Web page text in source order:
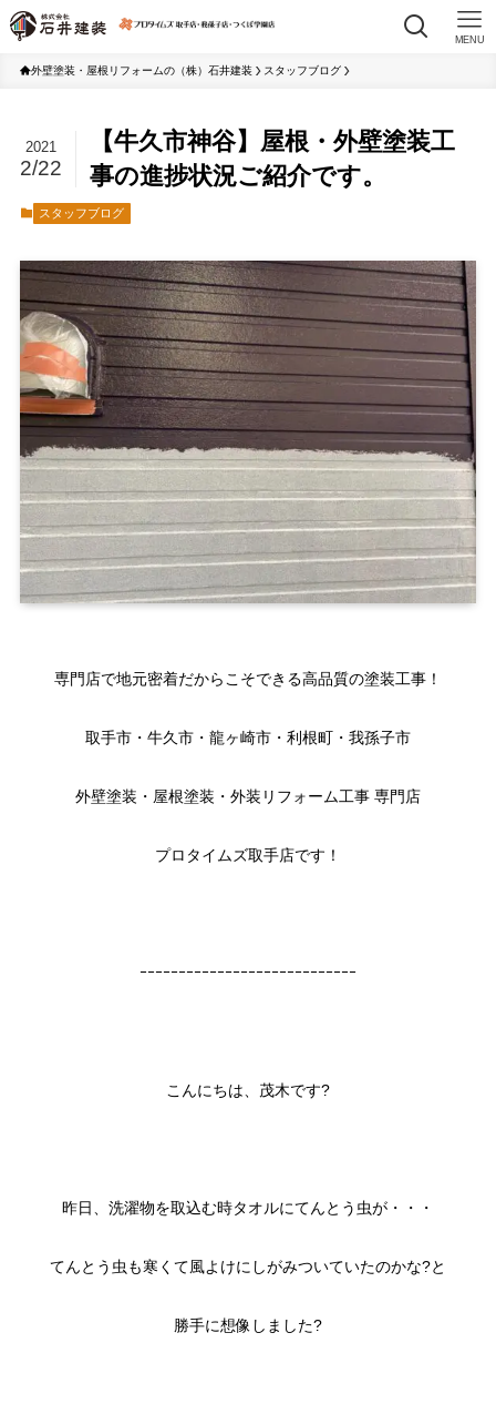
MENU
外壁塗装・屋根リフォームの（株）石井建装 スタッフブログ
【牛久市神谷】屋根・外壁塗装工
事の進捗状況ご紹介です。
2021
2/22
スタッフブログ
専門店で地元密着だからこそできる高品質の塗装工事！
取手市・牛久市・龍ヶ崎市・利根町・我孫子市
外壁塗装・屋根塗装・外装リフォーム工事 専門店
プロタイムズ取手店です！
ｰｰｰｰｰｰｰｰｰｰｰｰｰｰｰｰｰｰｰｰｰｰｰｰｰｰｰｰ
こんにちは、茂木です?
昨日、洗濯物を取込む時タオルにてんとう虫が・・・
てんとう虫も寒くて風よけにしがみついていたのかな?と
勝手に想像しました?